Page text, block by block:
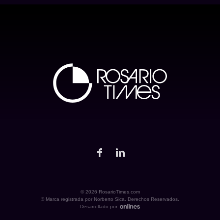
© 2026 RosarioTimes.com
® Marca registrada por Norberto Sica. Derechos Reservados.
Desarrollado por